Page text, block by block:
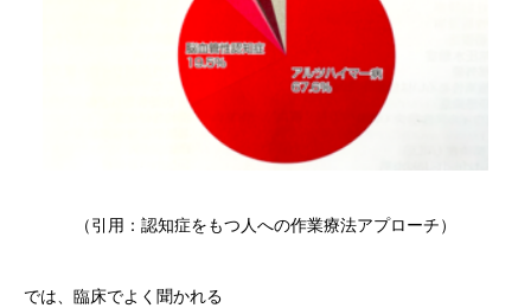
（引用：認知症をもつ人への作業療法アプローチ）
では、臨床でよく聞かれる